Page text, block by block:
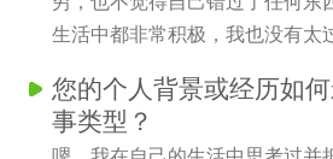
生活中都非常积极，我也没有太
您的个人背景或经历如
事类型？